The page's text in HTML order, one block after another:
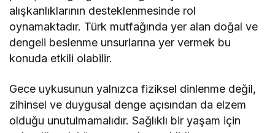
alışkanlıklarının desteklenmesinde rol
oynamaktadır. Türk mutfağında yer alan doğal ve
dengeli beslenme unsurlarına yer vermek bu
konuda etkili olabilir.
Gece uykusunun yalnızca fiziksel dinlenme değil,
zihinsel ve duygusal denge açısından da elzem
olduğu unutulmamalıdır. Sağlıklı bir yaşam için